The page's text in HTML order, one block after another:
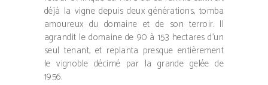
déjà la vigne depuis deux générations, tomba
amoureux du domaine et de son terroir. Il
agrandit le domaine de 90 à 153 hectares d’un
seul tenant, et replanta presque entièrement
le vignoble décimé par la grande gelée de
1956.